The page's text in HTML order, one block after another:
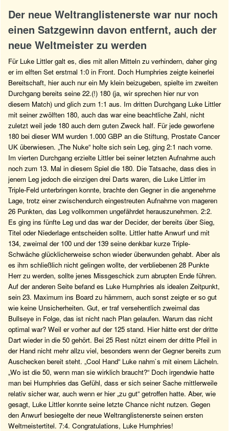
Der neue Weltranglistenerste war nur noch
einen Satzgewinn davon entfernt, auch der
neue Weltmeister zu werden
Für Luke Littler galt es, dies mit allen Mitteln zu verhindern, daher ging
er im elften Set erstmal 1:0 in Front. Doch Humphries zeigte keinerlei
Bereitschaft, hier auch nur ein My klein beizugeben, spielte im zweiten
Durchgang bereits seine 22.(!) 180 (ja, wir sprechen hier nur von
diesem Match) und glich zum 1:1 aus. Im dritten Durchgang Luke Littler
mit seiner zwölften 180, auch das war eine beachtliche Zahl, nicht
zuletzt weil jede 180 auch dem guten Zweck half. Für jede geworfene
180 bei dieser WM wurden 1.000 GBP an die Stiftung, Prostate Cancer
UK überwiesen. „The Nuke“ holte sich sein Leg, ging 2:1 nach vorne.
Im vierten Durchgang erzielte Littler bei seiner letzten Aufnahme auch
noch zum 13. Mal in diesem Spiel die 180. Die Tatsache, dass dies in
jenem Leg jedoch die einzigen drei Darts waren, die Luke Littler im
Triple-Feld unterbringen konnte, brachte den Gegner in die angenehme
Lage, trotz einer zwischendurch eingestreuten Aufnahme von mageren
26 Punkten, das Leg vollkommen ungefährdet herauszunehmen. 2:2.
Es ging ins fünfte Leg und das war der Decider, der bereits über Sieg,
Titel oder Niederlage entscheiden sollte. Littler hatte Anwurf und mit
134, zweimal der 100 und der 139 seine denkbar kurze Triple-
Schwäche glücklicherweise schon wieder überwunden gehabt. Aber als
es ihm schließlich nicht gelingen wollte, der verbliebenen 28 Punkte
Herr zu werden, sollte jenes Missgeschick zum abrupten Ende führen.
Auf der anderen Seite befand es Luke Humphries als idealen Zeitpunkt,
sein 23. Maximum ins Board zu hämmern, auch sonst zeigte er so gut
wie keine Unsicherheiten. Gut, er traf versehentlich zweimal das
Bullseye in Folge, das ist nicht nach Plan gelaufen. Warum das nicht
optimal war? Weil er vorher auf der 125 stand. Hier hätte erst der dritte
Dart wieder in die 50 gehört. Bei 25 Rest nützt einem der dritte Pfeil in
der Hand nicht mehr allzu viel, besonders wenn der Gegner bereits zum
Auschecken bereit steht. „Cool Hand“ Luke nahm`s mit einem Lächeln.
„Wo ist die 50, wenn man sie wirklich braucht?“ Doch irgendwie hatte
man bei Humphries das Gefühl, dass er sich seiner Sache mittlerweile
relativ sicher war, auch wenn er hier „zu gut“ getroffen hatte. Aber, wie
gesagt, Luke Littler konnte seine letzte Chance nicht nutzen. Gegen
den Anwurf besiegelte der neue Weltranglistenerste seinen ersten
Weltmeistertitel. 7:4. Congratulations, Luke Humphries!